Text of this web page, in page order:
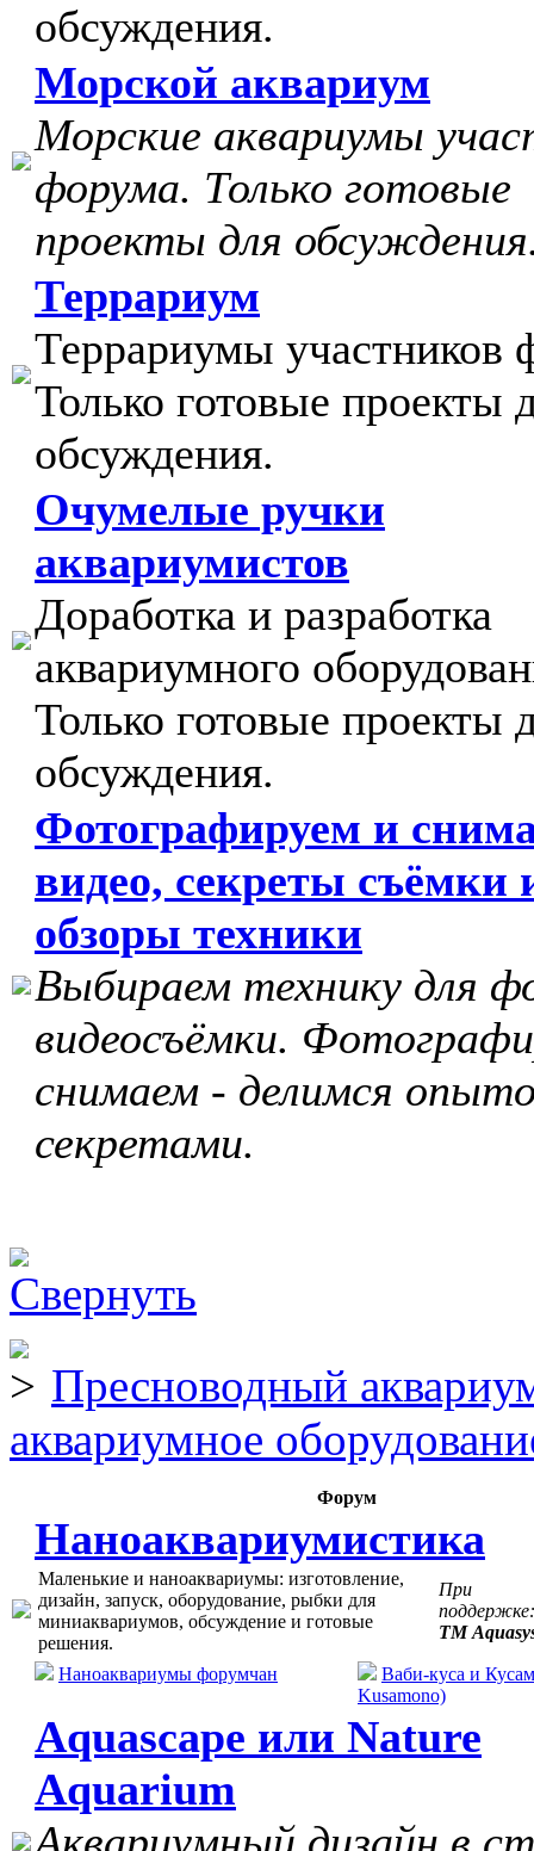
обсуждения.
Морской аквариум
Морские аквариумы
форума. Только готовые
проекты для
Террариум
Террариумы участников
Только готовые проекты
обсуждения.
Очумелые ручки
аквариумистов
Доработка и разработка
аквариумного
Только готовые проекты
обсуждения.
Фотографируем и
видео, секреты съёмки
обзоры техники
Выбираем технику для
видеосъёмки.
снимаем - делимся
секретами.
Пресноводный
аквариумное
Форум
Наноаквариумистика
Маленькие и наноаквариумы: изготовление,
дизайн, запуск, оборудование, рыбки для
миниаквариумов, обсуждение и готовые
решения.
При
поддержке:
ТМ
Наноаквариумы форумчан
Ваби-куса и
Kusamono)
Aquascape или Nature
Aquarium